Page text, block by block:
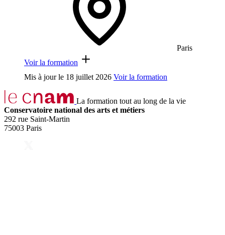
Paris
Voir la formation
Mis à jour le 18 juillet 2026 Voir la formation
La formation tout au long de la vie
Conservatoire national des arts et métiers
292 rue Saint-Martin
75003 Paris